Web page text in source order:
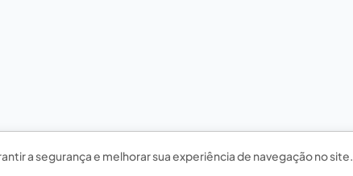
a segurança e melhorar sua experiência de navegação no site.